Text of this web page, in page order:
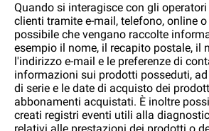
Quando si interagisce con gli
clienti tramite e-mail, telefono, online o
possibile che vengano raccolte
esempio il nome, il recapito postale, il
l'indirizzo e-mail e le preferenze di
informazioni sui prodotti posseduti,
di serie e le date di acquisto dei
abbonamenti acquistati. È inoltre
creati registri eventi utili alla